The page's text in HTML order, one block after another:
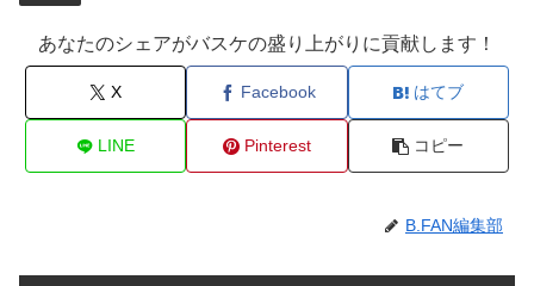
あなたのシェアがバスケの盛り上がりに貢献します！
X Facebook はてブ
LINE Pinterest コピー
B.FAN編集部